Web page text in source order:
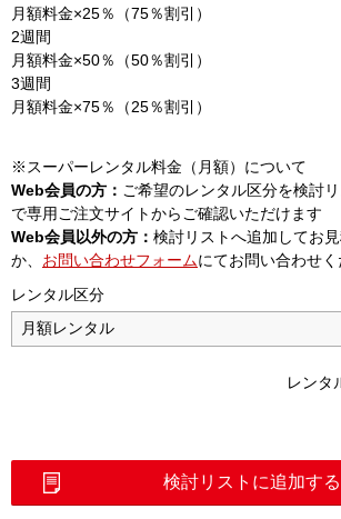
月額料金×25％（75％割引）
2週間
月額料金×50％（50％割引）
3週間
月額料金×75％（25％割引）
※スーパーレンタル料金（月額）について
Web会員の方： ご希望のレンタル区分を検討
で専用ご注文サイトからご確認いただけます
Web会員以外の方： 検討リストへ追加してお
か、 お問い合わせフォームにてお問い合わせ
レンタル区分
レンタ
検討リストに追加する